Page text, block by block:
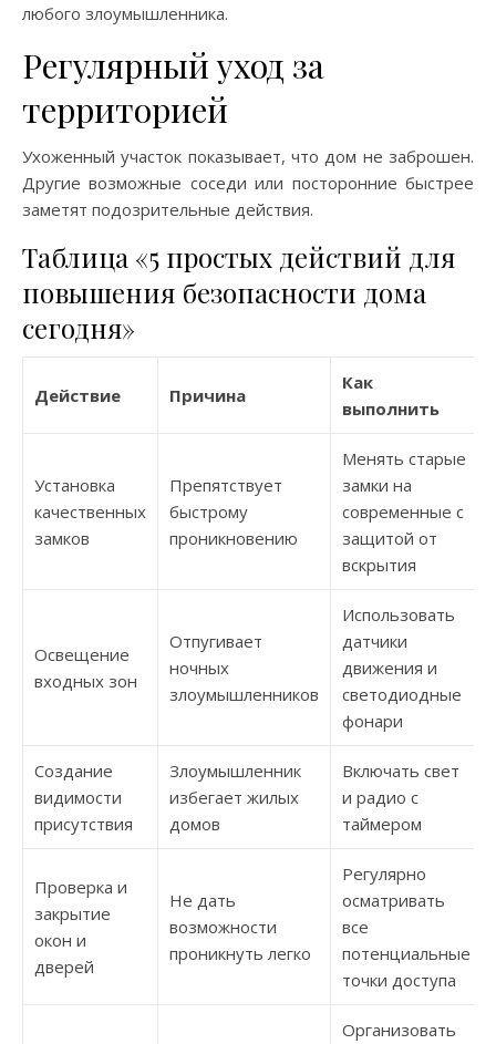
любого злоумышленника.
Регулярный уход за
территорией
Ухоженный участок показывает, что дом не заброшен.
Другие возможные соседи или посторонние быстрее
заметят подозрительные действия.
Таблица «5 простых действий для
повышения безопасности дома
сегодня»
Действие Причина
Как
выполнить
Установка
качественных
замков
Препятствует
быстрому
проникновению
Менять старые
замки на
современные с
защитой от
вскрытия
Освещение
входных зон
Отпугивает
ночных
злоумышленников
Использовать
датчики
движения и
светодиодные
фонари
Создание
видимости
присутствия
Злоумышленник
избегает жилых
домов
Включать свет
и радио с
таймером
Проверка и
закрытие
окон и
дверей
Не дать
возможности
проникнуть легко
Регулярно
осматривать
все
потенциальные
точки доступа
Организовать